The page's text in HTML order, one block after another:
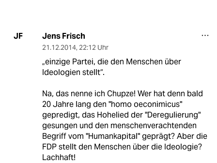
JF Jens Frisch
21.12.2014, 22:12 Uhr
„einzige Partei, die den Menschen über
Ideologien stellt“.
Na, das nenne ich Chupze! Wer hat denn bald
20 Jahre lang den "homo oeconimicus"
gepredigt, das Hohelied der "Deregulierung"
gesungen und den menschenverachtenden
Begriff vom "Humankapital" geprägt? Aber die
FDP stellt den Menschen über die Ideologie?
Lachhaft!